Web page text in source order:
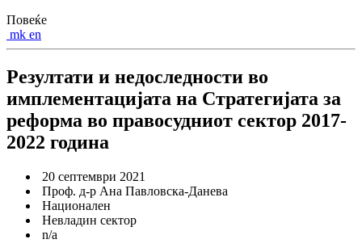
Повеќе
mk en
Резултати и недоследности во
имплементацијата на Стратегијата за
реформа во правосудниот сектор 2017-
2022 година
20 септември 2021
Проф. д-р Ана Павловска-Данева
Национален
Невладин сектор
n/a